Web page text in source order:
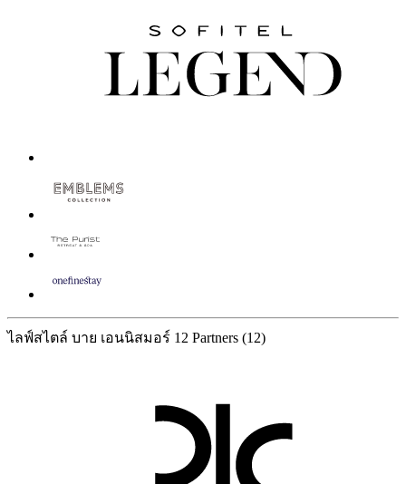
ไลฟ์สไตล์ บาย เอนนิสมอร์ 12 Partners (12)